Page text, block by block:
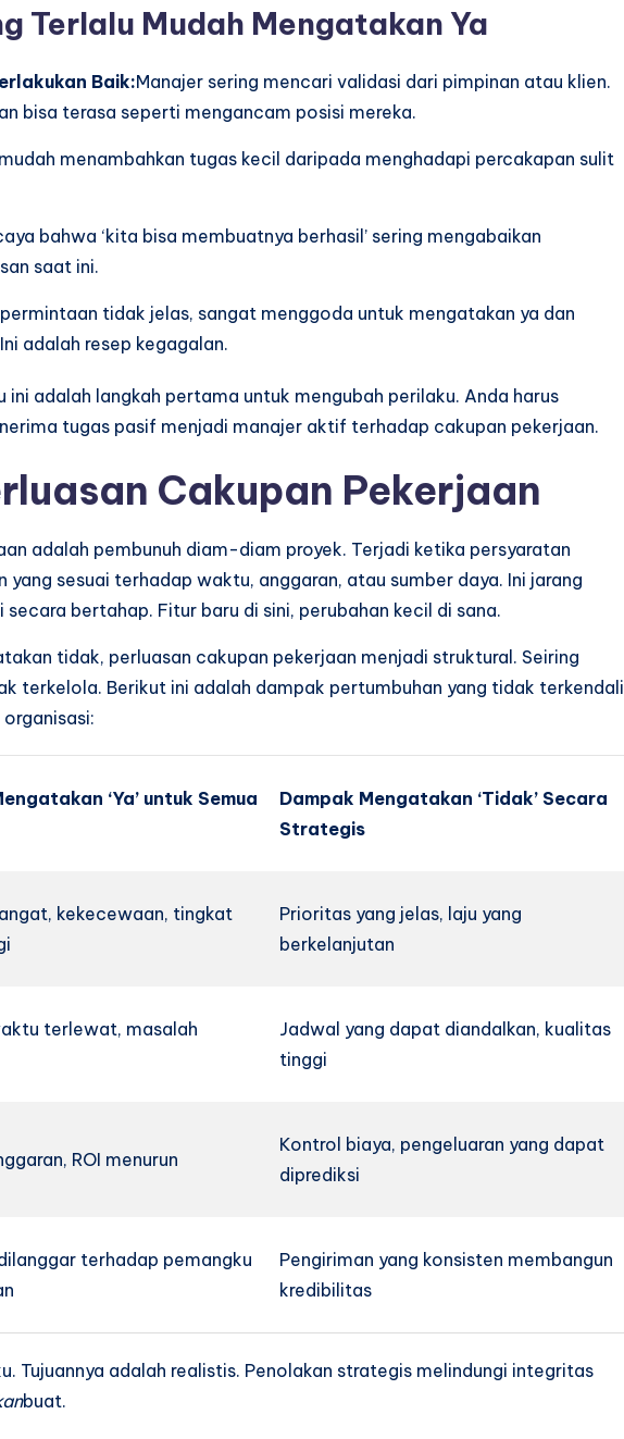
Terlalu Mudah Mengatakan Ya
Baik:Manajer sering mencari validasi dari pimpinan atau klien.
bisa terasa seperti mengancam posisi mereka.
menambahkan tugas kecil daripada menghadapi percakapan sulit
bahwa ‘kita bisa membuatnya berhasil’ sering mengabaikan
saat ini.
tidak jelas, sangat menggoda untuk mengatakan ya dan
adalah resep kegagalan.
adalah langkah pertama untuk mengubah perilaku. Anda harus
tugas pasif menjadi manajer aktif terhadap cakupan pekerjaan.
Cakupan Pekerjaan
adalah pembunuh diam-diam proyek. Terjadi ketika persyaratan
yang sesuai terhadap waktu, anggaran, atau sumber daya. Ini jarang
bertahap. Fitur baru di sini, perubahan kecil di sana.
tidak, perluasan cakupan pekerjaan menjadi struktural. Seiring
terkelola. Berikut ini adalah dampak pertumbuhan yang tidak terkendali
‘Ya’ untuk Semua
Dampak Mengatakan ‘Tidak’ Secara
Strategis
kekecewaan, tingkat
Prioritas yang jelas, laju yang
berkelanjutan
terlewat, masalah
Jadwal yang dapat diandalkan, kualitas
tinggi
ROI menurun
Kontrol biaya, pengeluaran yang dapat
diprediksi
terhadap pemangku
Pengiriman yang konsisten membangun
kredibilitas
Tujuannya adalah realistis. Penolakan strategis melindungi integritas
buat.